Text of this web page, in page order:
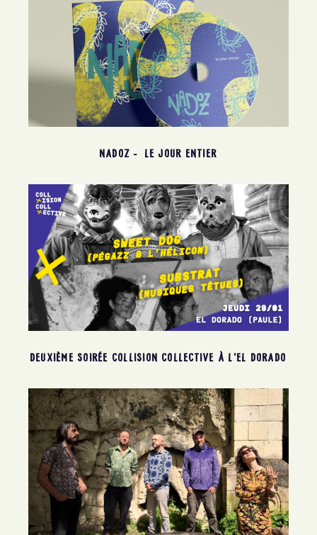
NADOZ – LE JOUR ENTIER
DEUXIÈME SOIRÉE COLLISION COLLECTIVE À L’EL DORADO